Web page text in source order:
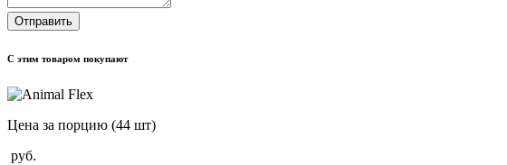
Отправить
С этим товаром покупают
Цена за порцию (44 шт)
руб.